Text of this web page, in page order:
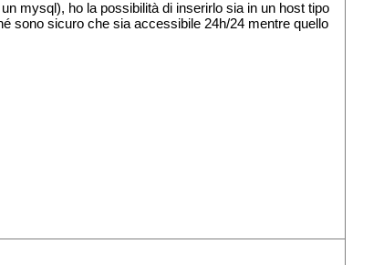
mysql), ho la possibilità di inserirlo sia in un host tipo
sono sicuro che sia accessibile 24h/24 mentre quello